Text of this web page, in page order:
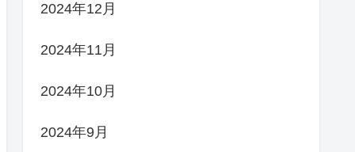
2024年12月
2024年11月
2024年10月
2024年9月